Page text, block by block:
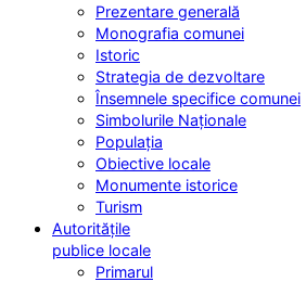
Prezentare generală
Monografia comunei
Istoric
Strategia de dezvoltare
Însemnele specifice comunei
Simbolurile Naționale
Populația
Obiective locale
Monumente istorice
Turism
Autoritățile
publice locale
Primarul